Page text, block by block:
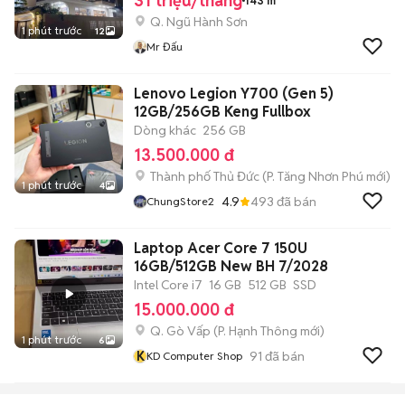
1 phút trước 12
Q. Ngũ Hành Sơn
Mr Đấu
1 phút trước 4
Lenovo Legion Y700 (Gen 5)
12GB/256GB Keng Fullbox
Dòng khác 256 GB
13.500.000 đ
Thành phố Thủ Đức (P. Tăng Nhơn Phú mới)
ChungStore2 4.9 493 đã bán
1 phút trước 6
Laptop Acer Core 7 150U
16GB/512GB New BH 7/2028
Intel Core i7 16 GB 512 GB SSD
15.000.000 đ
Q. Gò Vấp (P. Hạnh Thông mới)
KKD Computer Shop 91 đã bán